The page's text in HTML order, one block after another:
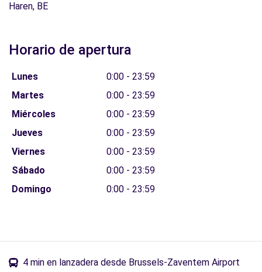
Haren, BE
Horario de apertura
Lunes
0:00 - 23:59
Martes
0:00 - 23:59
Miércoles
0:00 - 23:59
Jueves
0:00 - 23:59
Viernes
0:00 - 23:59
Sábado
0:00 - 23:59
Domingo
0:00 - 23:59
4 min en lanzadera desde Brussels-Zaventem Airport